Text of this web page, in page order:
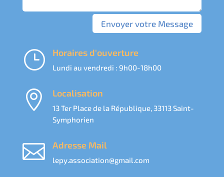
Envoyer votre Message
} Horaires d'ouverture
Lundi au vendredi : 9h00-18h00
 Localisation
13 Ter Place de la République, 33113 Saint-
Symphorien
 Adresse Mail
lepy.association@gmail.com